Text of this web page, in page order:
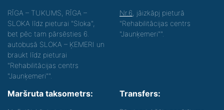
RĪGA – TUKUMS, RĪGA –
SLOKA līdz pieturai "Sloka",
bet pēc tam pārsēsties 6.
autobusā SLOKA – ĶEMERI un
braukt līdz pieturai
"Rehabilitācijas centrs
"Jaunķemeri"".
Nr.6 , jāizkāpj pieturā
"Rehabilitācijas centrs
"Jaunķemeri"".
Maršruta taksometrs: Transfers: